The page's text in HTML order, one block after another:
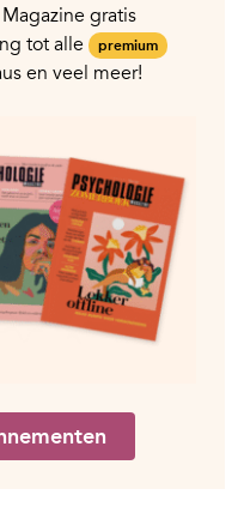
gratis
tot alle
premium
en veel meer!